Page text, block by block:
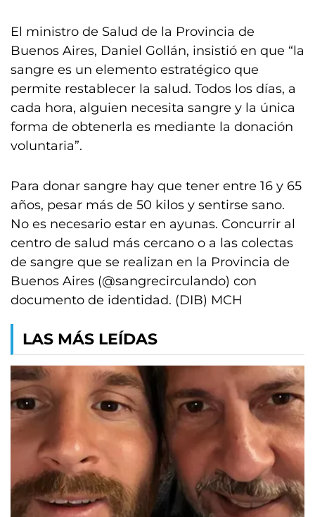
El ministro de Salud de la Provincia de
Buenos Aires, Daniel Gollán, insistió en que “la
sangre es un elemento estratégico que
permite restablecer la salud. Todos los días, a
cada hora, alguien necesita sangre y la única
forma de obtenerla es mediante la donación
voluntaria”.
Para donar sangre hay que tener entre 16 y 65
años, pesar más de 50 kilos y sentirse sano.
No es necesario estar en ayunas. Concurrir al
centro de salud más cercano o a las colectas
de sangre que se realizan en la Provincia de
Buenos Aires (@sangrecirculando) con
documento de identidad. (DIB) MCH
LAS MÁS LEÍDAS